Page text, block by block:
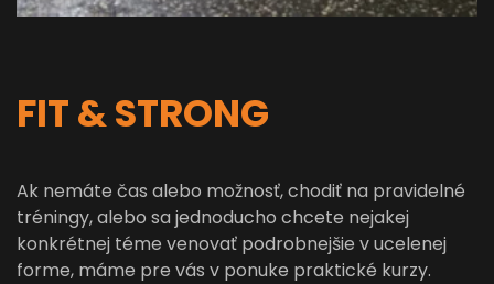
FIT & STRONG
Ak nemáte čas alebo možnosť, chodiť na pravidelné
tréningy, alebo sa jednoducho chcete nejakej
konkrétnej téme venovať podrobnejšie v ucelenej
forme, máme pre vás v ponuke praktické kurzy.